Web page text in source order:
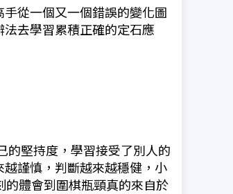
從一個又一個錯誤的變化圖
去學習累積正確的定石應
的堅持度，學習接受了別人的
謹慎，判斷越來越穩健，小
體會到圍棋瓶頸真的來自於